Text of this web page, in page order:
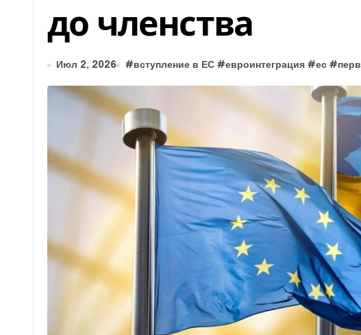
до членства
Июл 2, 2026 #вступление в ЕС #евроинтеграция #ес #